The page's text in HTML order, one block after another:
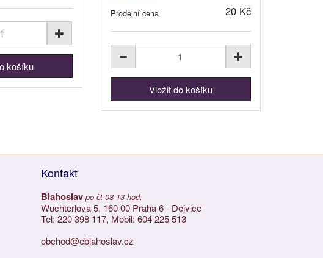
Prodejní cena 20 Kč
Kontakt
Blahoslav po-čt 08-13 hod.
Wuchterlova 5, 160 00 Praha 6 - Dejvice
Tel: 220 398 117, Mobil: 604 225 513
obchod@eblahoslav.cz